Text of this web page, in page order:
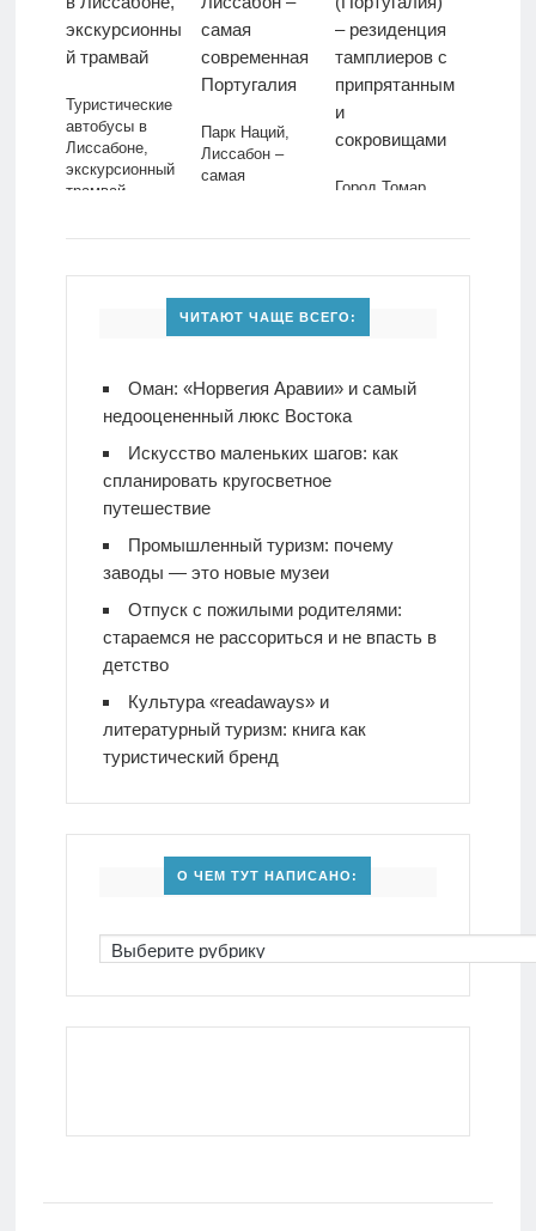
Туристические
автобусы в
Лиссабоне,
экскурсионный
трамвай
Парк Наций,
Лиссабон –
самая
Город Томар
припрятанными
сокровищами
ЧИТАЮТ ЧАЩЕ ВСЕГО:
Оман: «Норвегия Аравии» и самый
недооцененный люкс Востока
Искусство маленьких шагов: как
спланировать кругосветное
путешествие
Промышленный туризм: почему
заводы — это новые музеи
Отпуск с пожилыми родителями:
стараемся не рассориться и не впасть в
детство
Культура «readaways» и
литературный туризм: книга как
туристический бренд
О ЧЕМ ТУТ НАПИСАНО: